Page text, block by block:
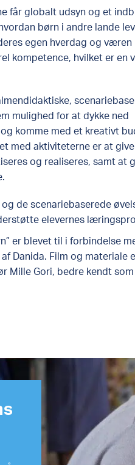
får globalt udsyn og et
børn i andre lande
egen hverdag og væren
kompetence, hvilket er en
mulighed for at dykke ned
komme med et kreativt
med aktiviteterneer at give
og realiseres, samt at
de scenariebaserede
elevernes
er blevet til i forbindelse
Danida. Film og materiale
Mille Gori, bedre kendt